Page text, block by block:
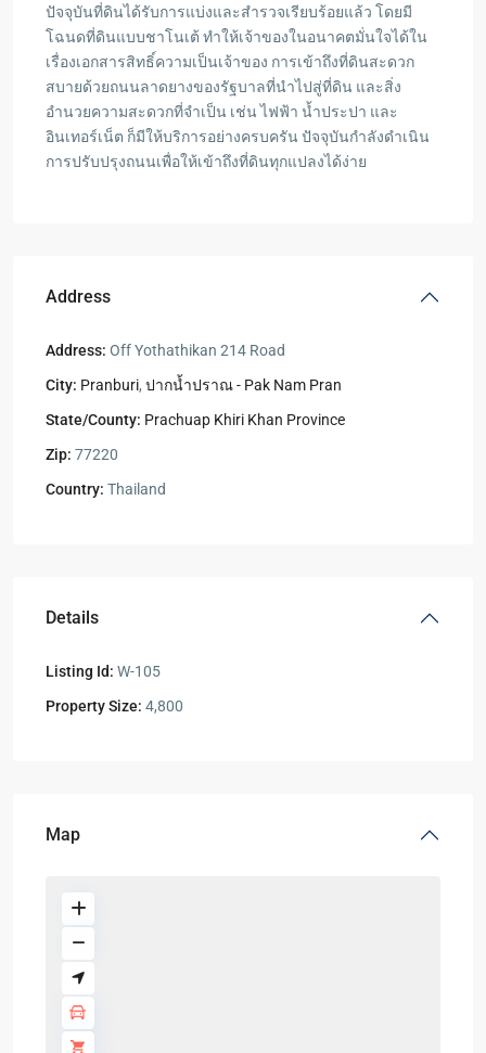
ปัจจุบันที่ดินได้รับการแบ่งและสำรวจเรียบร้อยแล้ว โดยมี
โฉนดที่ดินแบบชาโนเต้ ทำให้เจ้าของในอนาคตมั่นใจได้ใน
เรื่องเอกสารสิทธิ์ความเป็นเจ้าของ การเข้าถึงที่ดินสะดวก
สบายด้วยถนนลาดยางของรัฐบาลที่นำไปสู่ที่ดิน และสิ่ง
อำนวยความสะดวกที่จำเป็น เช่น ไฟฟ้า น้ำประปา และ
อินเทอร์เน็ต ก็มีให้บริการอย่างครบครัน ปัจจุบันกำลังดำเนิน
การปรับปรุงถนนเพื่อให้เข้าถึงที่ดินทุกแปลงได้ง่าย
Address
Address: Off Yothathikan 214 Road
City: Pranburi, ปากน้ำปราณ - Pak Nam Pran
State/County: Prachuap Khiri Khan Province
Zip: 77220
Country: Thailand
Details
Listing Id: W-105
Property Size: 4,800
Map